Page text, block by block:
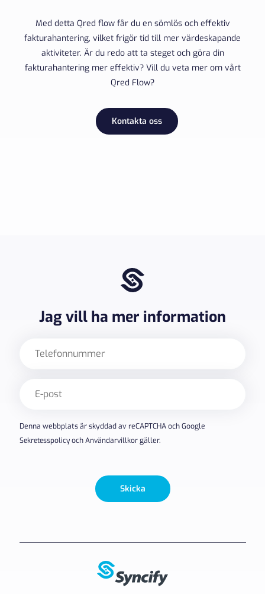
Med detta Qred flow får du en sömlös och effektiv
fakturahantering, vilket frigör tid till mer värdeskapande
aktiviteter. Är du redo att ta steget och göra din
fakturahantering mer effektiv? Vill du veta mer om vårt
Qred Flow?
Kontakta oss
Jag vill ha mer information
post
Denna webbplats är skyddad av reCAPTCHA och Google
SekretesspolicyochAnvändarvillkorgäller.
Skicka